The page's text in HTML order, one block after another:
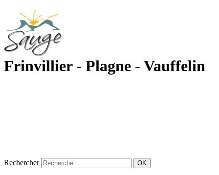
Frinvillier - Plagne - Vauffelin
Rechercher OK